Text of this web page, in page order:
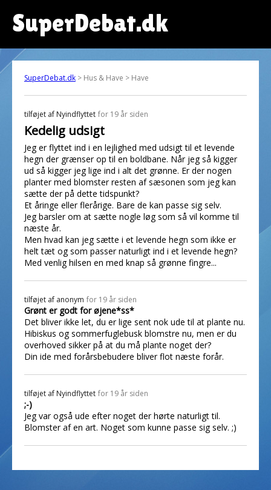
SuperDebat.dk
SuperDebat.dk > Hus & Have > Have
tilføjet af Nyindflyttet for 19 år siden
Kedelig udsigt
Jeg er flyttet ind i en lejlighed med udsigt til et levende
hegn der grænser op til en boldbane. Når jeg så kigger
ud så kigger jeg lige ind i alt det grønne. Er der nogen
planter med blomster resten af sæsonen som jeg kan
sætte der på dette tidspunkt?
Et åringe eller flerårige. Bare de kan passe sig selv.
Jeg barsler om at sætte nogle løg som så vil komme til
næste år.
Men hvad kan jeg sætte i et levende hegn som ikke er
helt tæt og som passer naturligt ind i et levende hegn?
Med venlig hilsen en med knap så grønne fingre...
tilføjet af anonym for 19 år siden
Grønt er godt for øjene*ss*
Det bliver ikke let, du er lige sent nok ude til at plante nu.
Hibiskus og sommerfuglebusk blomstre nu, men er du
overhoved sikker på at du må plante noget der?
Din ide med forårsbebudere bliver flot næste forår.
tilføjet af Nyindflyttet for 19 år siden
;-)
Jeg var også ude efter noget der hørte naturligt til.
Blomster af en art. Noget som kunne passe sig selv. ;)